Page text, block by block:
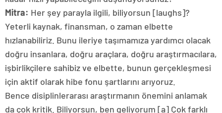
Mitra: Her şey parayla ilgili, biliyorsun [laughs]?
Yeterli kaynak, finansman, o zaman elbette
hızlanabiliriz. Bunu ileriye taşımamıza yardımcı olacak
doğru insanlara, doğru araçlara, doğru araştırmacılara,
işbirlikçilere sahibiz ve elbette, bunun gerçekleşmesi
için aktif olarak hibe fonu şartlarını arıyoruz.
Bence disiplinlerarası araştırmanın önemini anlamak
da çok kritik. Biliyorsun, ben geliyorum [a] Çok farklı